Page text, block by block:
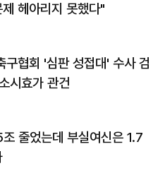
헤아리지 못했다"
구협회 '심판 성접대' 수사 검
시효가 관건
줄었는데 부실여신은 1.7